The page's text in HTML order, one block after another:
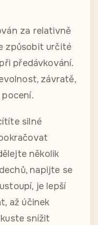
za relativně
způsobit určité
předávkování.
závratě,
silné
několik
napijte se
je lepší
až účinek
snížit